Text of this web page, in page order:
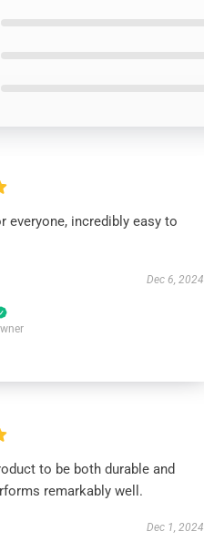
everyone, incredibly easy to
Dec 6, 2024
to be both durable and
remarkably well.
Dec 1, 2024